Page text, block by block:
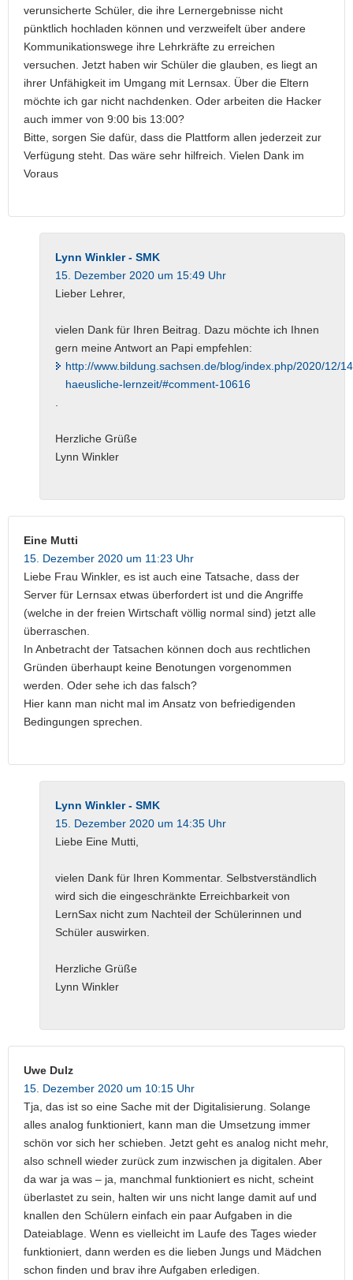
verunsicherte Schüler, die ihre Lernergebnisse nicht
pünktlich hochladen können und verzweifelt über andere
Kommunikationswege ihre Lehrkräfte zu erreichen
versuchen. Jetzt haben wir Schüler die glauben, es liegt an
ihrer Unfähigkeit im Umgang mit Lernsax. Über die Eltern
möchte ich gar nicht nachdenken. Oder arbeiten die Hacker
auch immer von 9:00 bis 13:00?
Bitte, sorgen Sie dafür, dass die Plattform allen jederzeit zur
Verfügung steht. Das wäre sehr hilfreich. Vielen Dank im
Voraus
Lynn Winkler - SMK
15. Dezember 2020 um 15:49 Uhr
Lieber Lehrer,
vielen Dank für Ihren Beitrag. Dazu möchte ich Ihnen
gern meine Antwort an Papi empfehlen:
http://www.bildung.sachsen.de/blog/index.php/2020/12/
haeusliche-lernzeit/#comment-10616
Herzliche Grüße
Lynn Winkler
Eine Mutti
15. Dezember 2020 um 11:23 Uhr
Liebe Frau Winkler, es ist auch eine Tatsache, dass der
Server für Lernsax etwas überfordert ist und die Angriffe
(welche in der freien Wirtschaft völlig normal sind) jetzt alle
überraschen.
In Anbetracht der Tatsachen können doch aus rechtlichen
Gründen überhaupt keine Benotungen vorgenommen
werden. Oder sehe ich das falsch?
Hier kann man nicht mal im Ansatz von befriedigenden
Bedingungen sprechen.
Lynn Winkler - SMK
15. Dezember 2020 um 14:35 Uhr
Liebe Eine Mutti,
vielen Dank für Ihren Kommentar. Selbstverständlich
wird sich die eingeschränkte Erreichbarkeit von
LernSax nicht zum Nachteil der Schülerinnen und
Schüler auswirken.
Herzliche Grüße
Lynn Winkler
Uwe Dulz
15. Dezember 2020 um 10:15 Uhr
Tja, das ist so eine Sache mit der Digitalisierung. Solange
alles analog funktioniert, kann man die Umsetzung immer
schön vor sich her schieben. Jetzt geht es analog nicht mehr,
also schnell wieder zurück zum inzwischen ja digitalen. Aber
da war ja was – ja, manchmal funktioniert es nicht, scheint
überlastet zu sein, halten wir uns nicht lange damit auf und
knallen den Schülern einfach ein paar Aufgaben in die
Dateiablage. Wenn es vielleicht im Laufe des Tages wieder
funktioniert, dann werden es die lieben Jungs und Mädchen
schon finden und brav ihre Aufgaben erledigen.